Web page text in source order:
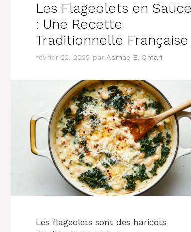
Les Flageolets en Sauce
: Une Recette
Traditionnelle Française
février 22, 2025 par Asmae El Omari
Les flageolets sont des haricots